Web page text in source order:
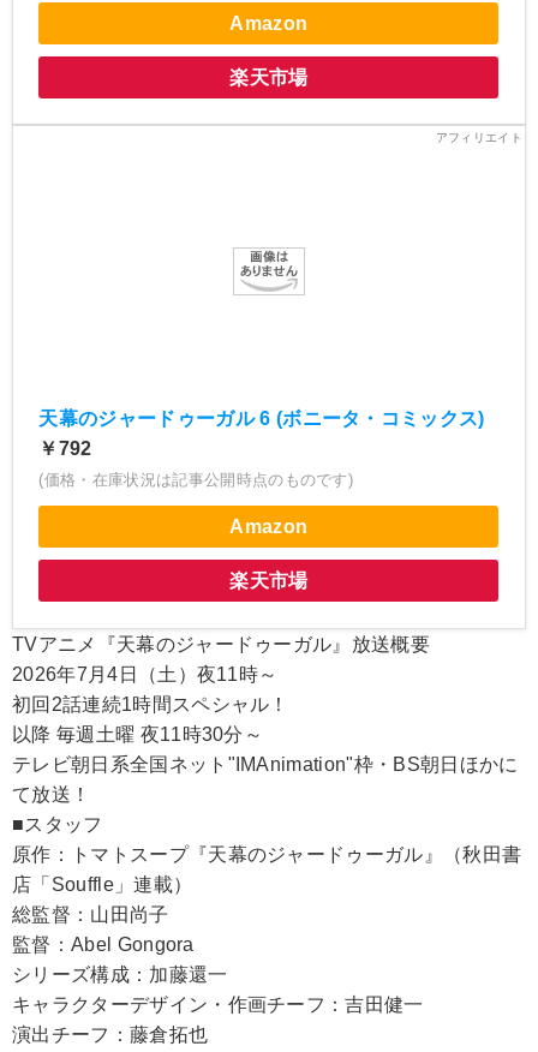
Amazon
楽天市場
天幕のジャードゥーガル 6 (ボニータ・コミックス)
￥792
(価格・在庫状況は記事公開時点のものです)
Amazon
楽天市場
TVアニメ『天幕のジャードゥーガル』放送概要
2026年7月4日（土）夜11時～
初回2話連続1時間スペシャル！
以降 毎週土曜 夜11時30分～
テレビ朝日系全国ネット"IMAnimation"枠・BS朝日ほかに
て放送！
■スタッフ
原作：トマトスープ『天幕のジャードゥーガル』（秋田書
店「Souffle」連載）
総監督：山田尚子
監督：Abel Gongora
シリーズ構成：加藤還一
キャラクターデザイン・作画チーフ：吉田健一
演出チーフ：藤倉拓也